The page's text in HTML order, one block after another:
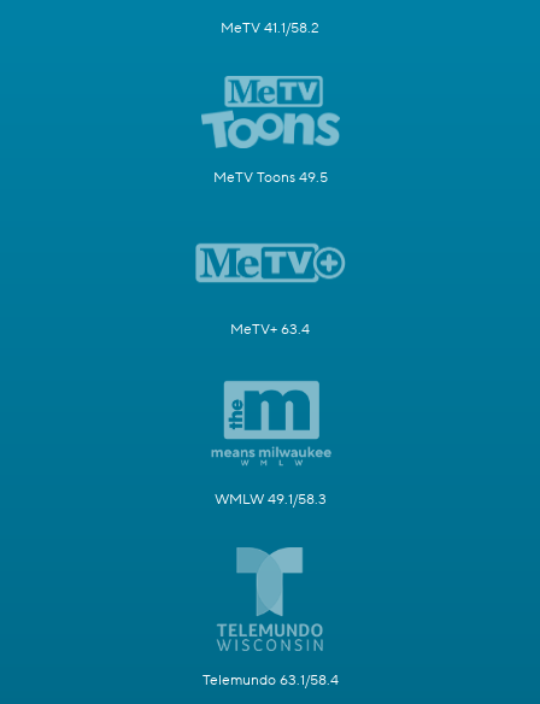
MeTV 41.1/58.2
MeTV Toons 49.5
MeTV+ 63.4
WMLW 49.1/58.3
Telemundo 63.1/58.4